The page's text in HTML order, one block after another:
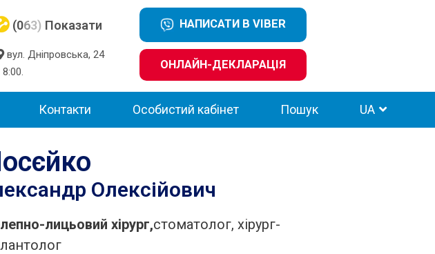
вул. Дніпровська, 24
(063) Показати НАПИСАТИ В VIBER
ОНЛАЙН-ДЕКЛАРАЦІЯ
Контакти Особистий кабінет Пошук UA
Олексійович
лицьовий хірург,стоматолог, хірург-